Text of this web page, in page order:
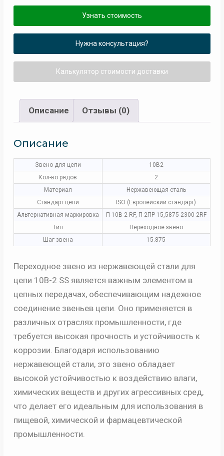
Узнать стоимость
Нужна консультация?
Калькулятор стоимости доставки
Описание Отзывы (0)
Описание
Звено для цепи
10B2
Кол-во рядов
2
Материал
Нержавеющая сталь
Стандарт цепи
ISO (Европейский стандарт)
Альтернативная маркировка
П-10B-2 RF, П-2ПР-15,5875-2300-2RF
Тип
Переходное звено
Шаг звена
15.875
Переходное звено из нержавеющей стали для
цепи 10B-2 SS является важным элементом в
цепных передачах, обеспечивающим надежное
соединение звеньев цепи. Оно применяется в
различных отраслях промышленности, где
требуется высокая прочность и устойчивость к
коррозии. Благодаря использованию
нержавеющей стали, это звено обладает
высокой устойчивостью к воздействию влаги,
химических веществ и других агрессивных сред,
что делает его идеальным для использования в
пищевой, химической и фармацевтической
промышленности.